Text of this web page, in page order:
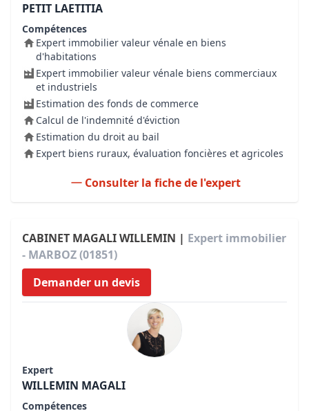
PETIT LAETITIA
Compétences
Expert immobilier valeur vénale en biens
d'habitations
Expert immobilier valeur vénale biens commerciaux
et industriels
Estimation des fonds de commerce
Calcul de l'indemnité d'éviction
Estimation du droit au bail
Expert biens ruraux, évaluation foncières et agricoles
Consulter la fiche de l'expert
CABINET MAGALI WILLEMIN | Expert immobilier
- MARBOZ (01851)
Demander un devis
Expert
WILLEMIN MAGALI
Compétences